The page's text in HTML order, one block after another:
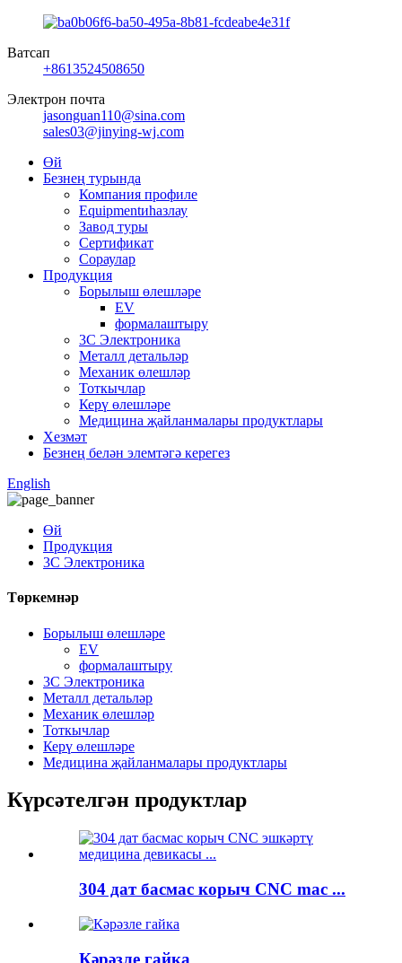
Ватсап
+8613524508650
Электрон почта
jasonguan110@sina.com
sales03@jinying-wj.com
Өй
Безнең турында
Компания профиле
Equipmentиһазлау
Завод туры
Сертификат
Сораулар
Продукция
Борылыш өлешләре
EV
формалаштыру
3C Электроника
Металл детальләр
Механик өлешләр
Тоткычлар
Керү өлешләре
Медицина җайланмалары продуктлары
Хезмәт
Безнең белән элемтәгә керегез
English
Өй
Продукция
3C Электроника
Төркемнәр
Борылыш өлешләре
EV
формалаштыру
3C Электроника
Металл детальләр
Механик өлешләр
Тоткычлар
Керү өлешләре
Медицина җайланмалары продуктлары
Күрсәтелгән продуктлар
304 дат басмас корыч CNC mac ...
Кәрәзле гайка